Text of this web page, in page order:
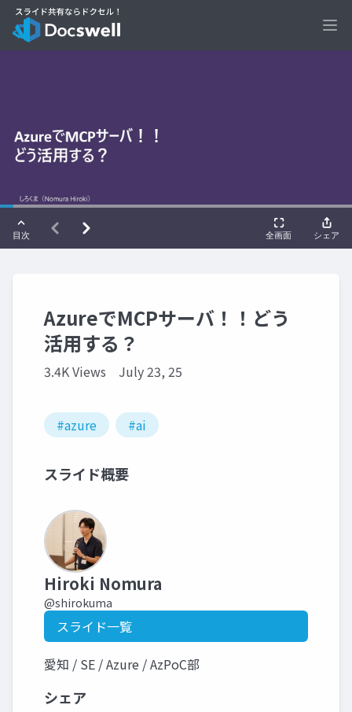
AzureでMCPサーバ！！どう
活用する？
3.4K Views July 23, 25
#azure #ai
スライド概要
Hiroki Nomura
@shirokuma
スライド一覧
愛知 / SE / Azure / AzPoC部
シェア